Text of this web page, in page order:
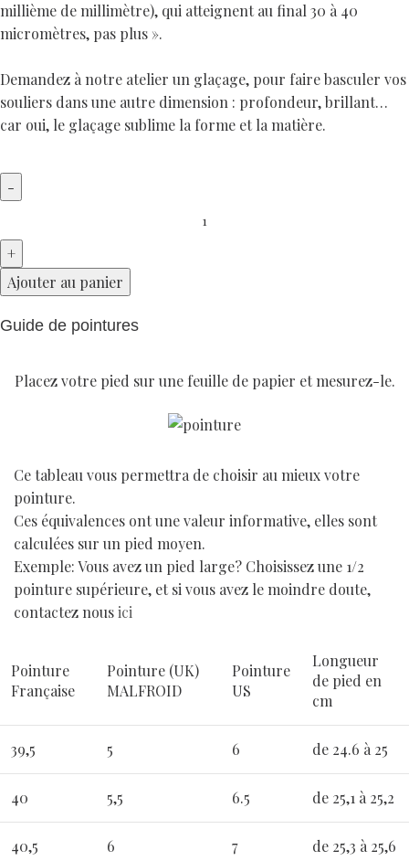
millième de millimètre), qui atteignent au final 30 à 40
micromètres, pas plus ».
Demandez à notre atelier un glaçage, pour faire basculer vos
souliers dans une autre dimension : profondeur, brillant…
car oui, le glaçage sublime la forme et la matière.
Ajouter au panier
Guide de pointures
Placez votre pied sur une feuille de papier et mesurez-le.
Ce tableau vous permettra de choisir au mieux votre
pointure.
Ces équivalences ont une valeur informative, elles sont
calculées sur un pied moyen.
Exemple: Vous avez un pied large? Choisissez une 1/2
pointure supérieure, et si vous avez le moindre doute,
contactez nousici
Pointure
Française
Pointure (UK)
MALFROID
Pointure
US
Longueur
de pied en
cm
39,5 5 6 de 24.6 à 25
40 5,5 6.5 de 25,1 à 25,2
40,5 6 7 de 25,3 à 25,6